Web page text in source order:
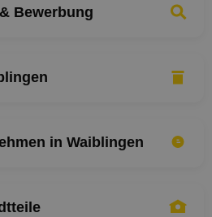
Bewerbung
in Waiblingen